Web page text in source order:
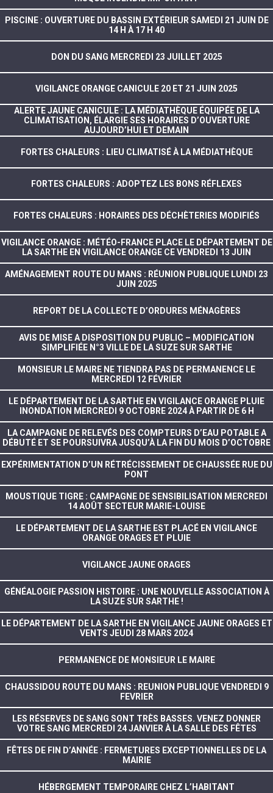
PISCINE : OUVERTURE DU BASSIN EXTÉRIEUR SAMEDI 21 JUIN DE
14 H À 17 H 40
DON DU SANG MERCREDI 23 JUILLET 2025
VIGILANCE ORANGE CANICULE 20 ET 21 JUIN 2025
ALERTE JAUNE CANICULE : LA MÉDIATHÈQUE ÉQUIPÉE DE LA
CLIMATISATION, ÉLARGIE SES HORAIRES D’OUVERTURE
AUJOURD’HUI ET DEMAIN
FORTES CHALEURS : LIEU CLIMATISÉ À LA MÉDIATHÈQUE
FORTES CHALEURS : ADOPTEZ LES BONS RÉFLEXES
FORTES CHALEURS : HORAIRES DES DÉCHÈTERIES MODIFIÉS
VIGILANCE ORANGE : MÉTÉO-FRANCE PLACE LE DÉPARTEMENT DE
LA SARTHE EN VIGILANCE ORANGE CE VENDREDI 13 JUIN
AMÉNAGEMENT ROUTE DU MANS : RÉUNION PUBLIQUE LUNDI 23
JUIN 2025
REPORT DE LA COLLECTE D’ORDURES MÉNAGÈRES
AVIS DE MISE A DISPOSITION DU PUBLIC – MODIFICATION
SIMPLIFIÉE N°3 VILLE DE LA SUZE SUR SARTHE
MONSIEUR LE MAIRE NE TIENDRA PAS DE PERMANENCE LE
MERCREDI 12 FÉVRIER
LE DÉPARTEMENT DE LA SARTHE EN VIGILANCE ORANGE PLUIE
INONDATION MERCREDI 9 OCTOBRE 2024 À PARTIR DE 6 H
LA CAMPAGNE DE RELEVÉS DES COMPTEURS D’EAU POTABLE A
DÉBUTÉ ET SE POURSUIVRA JUSQU’À LA FIN DU MOIS D’OCTOBRE
EXPÉRIMENTATION D’UN RÉTRÉCISSEMENT DE CHAUSSÉE RUE DU
PONT
MOUSTIQUE TIGRE : CAMPAGNE DE SENSIBILISATION MERCREDI
14 AOÛT SECTEUR MARIE-LOUISE
LE DÉPARTEMENT DE LA SARTHE EST PLACÉ EN VIGILANCE
ORANGE ORAGES ET PLUIE
VIGILANCE JAUNE ORAGES
GÉNÉALOGIE PASSION HISTOIRE : UNE NOUVELLE ASSOCIATION À
LA SUZE SUR SARTHE !
LE DÉPARTEMENT DE LA SARTHE EN VIGILANCE JAUNE ORAGES ET
VENTS JEUDI 28 MARS 2024
PERMANENCE DE MONSIEUR LE MAIRE
CHAUSSIDOU ROUTE DU MANS : REUNION PUBLIQUE VENDREDI 9
FEVRIER
LES RÉSERVES DE SANG SONT TRÈS BASSES. VENEZ DONNER
VOTRE SANG MERCREDI 24 JANVIER À LA SALLE DES FÊTES
FÊTES DE FIN D’ANNÉE : FERMETURES EXCEPTIONNELLES DE LA
MAIRIE
HÉBERGEMENT TEMPORAIRE CHEZ L’HABITANT